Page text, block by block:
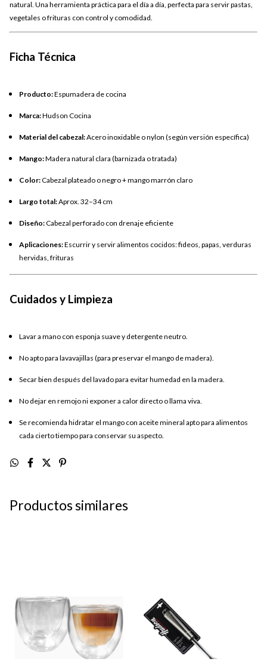
natural. Una herramienta práctica para el día a día, perfecta para servir pastas,
vegetales o frituras con control y comodidad.
Ficha Técnica
Producto:Espumadera de cocina
Marca:Hudson Cocina
Material del cabezal:Acero inoxidable o nylon (según versión específica)
Mango:Madera natural clara (barnizada o tratada)
Color:Cabezal plateado o negro + mango marrón claro
Largo total:Aprox. 32–34 cm
Diseño:Cabezal perforado con drenaje eficiente
Aplicaciones:Escurrir y servir alimentos cocidos: fideos, papas, verduras
hervidas, frituras
Cuidados y Limpieza
Lavar a mano con esponja suave y detergente neutro.
No apto para lavavajillas (para preservar el mango de madera).
Secar bien después del lavado para evitar humedad en la madera.
No dejar en remojo ni exponer a calor directo o llama viva.
Se recomienda hidratar el mango con aceite mineral apto para alimentos
cada cierto tiempo para conservar su aspecto.
Productos similares